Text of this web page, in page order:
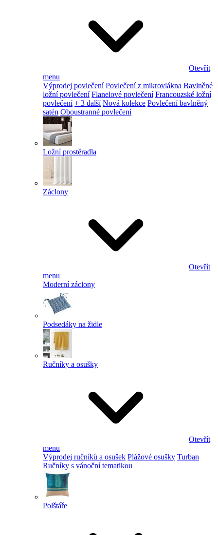
Otevřít
menu
Výprodej povlečení Povlečení z mikrovlákna Bavlněné
ložní povlečení Flanelové povlečení Francouzské ložní
povlečení + 3 další Nová kolekce Povlečení bavlněný
satén Oboustranné povlečení
Ložní prostěradla
Záclony
Otevřít
menu
Moderní záclony
Podsedáky na židle
Ručníky a osušky
Otevřít
menu
Výprodej ručníků a osušek Plážové osušky Turban
Ručníky s vánoční tematikou
Polštáře